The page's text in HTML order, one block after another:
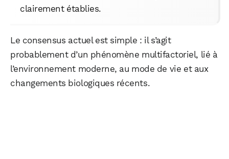
clairement établies.
Le consensus actuel est simple : il s’agit
probablement d’un phénomène multifactoriel, lié à
l’environnement moderne, au mode de vie et aux
changements biologiques récents.